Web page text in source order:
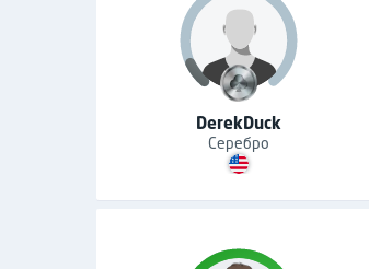
DerekDuck
Серебро